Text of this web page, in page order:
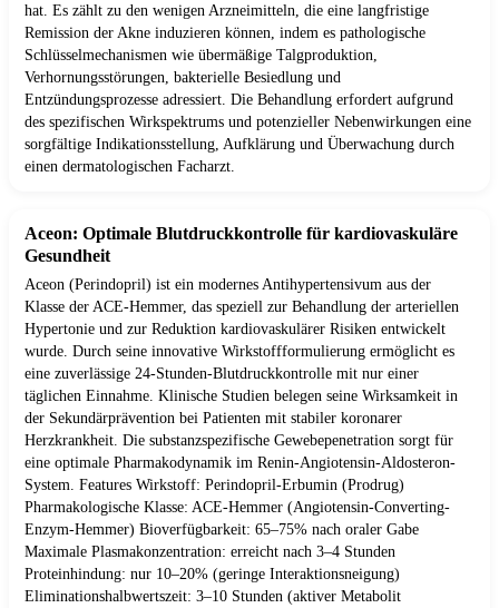
hat. Es zählt zu den wenigen Arzneimitteln, die eine langfristige
Remission der Akne induzieren können, indem es pathologische
Schlüsselmechanismen wie übermäßige Talgproduktion,
Verhornungsstörungen, bakterielle Besiedlung und
Entzündungsprozesse adressiert. Die Behandlung erfordert aufgrund
des spezifischen Wirkspektrums und potenzieller Nebenwirkungen eine
sorgfältige Indikationsstellung, Aufklärung und Überwachung durch
einen dermatologischen Facharzt.
Aceon: Optimale Blutdruckkontrolle für kardiovaskuläre
Gesundheit
Aceon (Perindopril) ist ein modernes Antihypertensivum aus der
Klasse der ACE-Hemmer, das speziell zur Behandlung der arteriellen
Hypertonie und zur Reduktion kardiovaskulärer Risiken entwickelt
wurde. Durch seine innovative Wirkstoffformulierung ermöglicht es
eine zuverlässige 24-Stunden-Blutdruckkontrolle mit nur einer
täglichen Einnahme. Klinische Studien belegen seine Wirksamkeit in
der Sekundärprävention bei Patienten mit stabiler koronarer
Herzkrankheit. Die substanzspezifische Gewebepenetration sorgt für
eine optimale Pharmakodynamik im Renin-Angiotensin-Aldosteron-
System. Features Wirkstoff: Perindopril-Erbumin (Prodrug)
Pharmakologische Klasse: ACE-Hemmer (Angiotensin-Converting-
Enzym-Hemmer) Bioverfügbarkeit: 65–75% nach oraler Gabe
Maximale Plasmakonzentration: erreicht nach 3–4 Stunden
Proteinhindung: nur 10–20% (geringe Interaktionsneigung)
Eliminationshalbwertszeit: 3–10 Stunden (aktiver Metabolit